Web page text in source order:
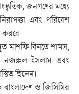
জনগণের মধ্যে
এবং পরিবেশ
মাশফি বিনতে শামস,
নজরুল ইসলাম এবং
ছিলেন।
ও জিসিসির